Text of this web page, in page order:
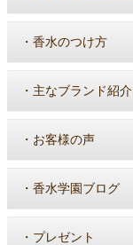
・ 香水のつけ方
・ 主なブランド紹介
・ お客様の声
・ 香水学園ブログ
・ プレゼント